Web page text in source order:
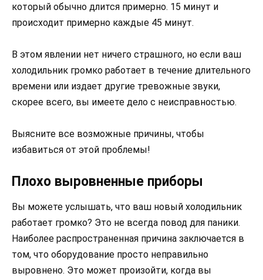
который обычно длится примерно. 15 минут и
происходит примерно каждые 45 минут.
В этом явлении нет ничего страшного, но если ваш
холодильник громко работает в течение длительного
времени или издает другие тревожные звуки,
скорее всего, вы имеете дело с неисправностью.
Выясните все возможные причины, чтобы
избавиться от этой проблемы!
Плохо выровненные приборы
Вы можете услышать, что ваш новый холодильник
работает громко? Это не всегда повод для паники.
Наиболее распространенная причина заключается в
том, что оборудование просто неправильно
выровнено. Это может произойти, когда вы